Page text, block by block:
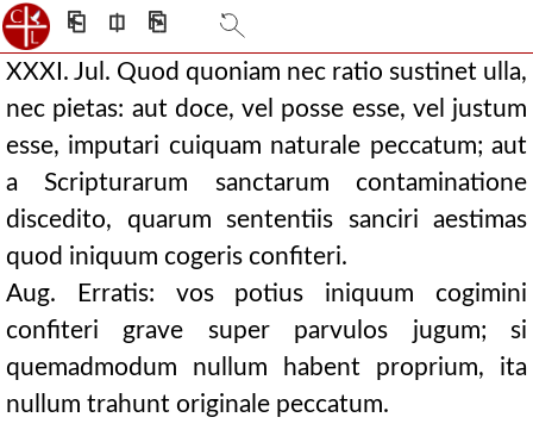
⎗ ⎅ ⎘
XXXI. Jul. Quod quoniam nec ratio sustinet ulla,
nec pietas: aut doce, vel posse esse, vel justum
esse, imputari cuiquam naturale peccatum; aut
a Scripturarum sanctarum contaminatione
discedito, quarum sententiis sanciri aestimas
quod iniquum cogeris confiteri.
Aug. Erratis: vos potius iniquum cogimini
confiteri grave super parvulos jugum; si
quemadmodum nullum habent proprium, ita
nullum trahunt originale peccatum.